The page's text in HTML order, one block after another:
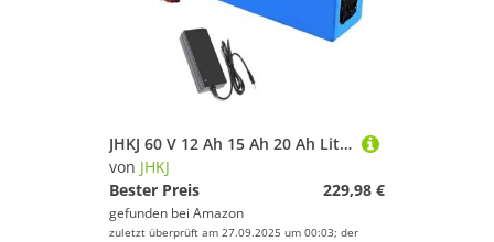
JHKJ 60 V 12 Ah 15 Ah 20 Ah Lithium-Ionen-Akku 60 V 25 Ah 30 Ah Ebike-Akkupack für 720 W-1800 W Elektroroller-Motorumbausätze mit Ladegerät,60v12ah
von JHKJ
Bester Preis
229,98 €
gefunden bei Amazon
zuletzt überprüft am 27.09.2025 um 00:03; der